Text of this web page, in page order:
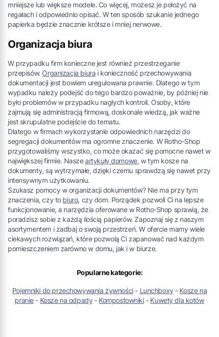
mniejsze lub większe modele. Co więcej, możesz je położyć na
regałach i odpowiednio opisać. W ten sposób szukanie jednego
papierka będzie znacznie krótsze i mniej nerwowe.
Organizacja biura
W przypadku firm konieczne jest również przestrzeganie
przepisów.Organizacja biura i konieczność przechowywania
dokumentacji jest bowiem uregulowana prawnie. Dlatego w tym
wypadku należy podejść do tego bardzo poważnie, by później nie
było problemów w przypadku nagłych kontroli. Osoby, które
zajmują się administracją firmową, doskonale wiedzą, jak ważne
jest skrupulatne podejście do tematu.
Dlatego w firmach wykorzystanie odpowiednich narzędzi do
segregacji dokumentów ma ogromne znaczenie. W Rotho-Shop
przygotowaliśmy wszystko, co może okazać się pomocne nawet w
największej firmie. Naszeartykuły domowe, w tym kosze na
dokumenty, są wytrzymałe, dzięki czemu sprawdzą się nawet przy
intensywnym użytkowaniu.
Szukasz pomocy w organizacji dokumentów? Nie ma przy tym
znaczenia, czy to biuro, czy dom. Porządek pozwoli Ci na lepsze
funkcjonowanie, a narzędzia oferowane w Rotho-Shop sprawią, że
poradzisz sobie z każdą ilością papierów. Zapoznaj się z naszym
asortymentem i zadbaj o swoją przestrzeń. W ofercie mamy wiele
ciekawych rozwiązań, które pozwolą Ci zapanować nad każdym
pomieszczeniem zarówno w domu, jak i w biurze.
Popularne kategorie:
Pojemniki do przechowywania żywności- Lunchboxy - Kosze na
pranie- Kosze na odpady - Kompostowniki- Kuwety dla kotów